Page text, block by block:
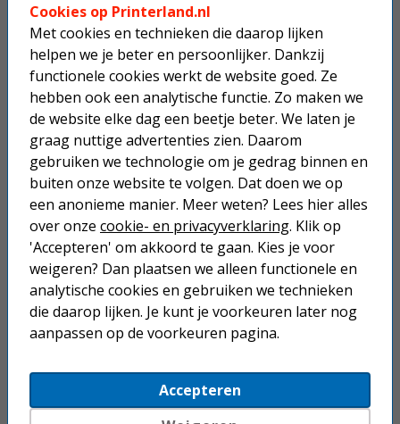
Beletteringsystemen
Labelprinters
Alle printers
Mobiele printers
Accessoires
Supplies
Fotopapier
Home
Top 10 printers
Top 3 Inkjet printers
Top 3 Laserprinters
Cookies op Printerland.nl
Met cookies en technieken die daarop lijken
helpen we je beter en persoonlijker. Dankzij
functionele cookies werkt de website goed. Ze
hebben ook een analytische functie. Zo maken we
de website elke dag een beetje beter. We laten je
graag nuttige advertenties zien. Daarom
gebruiken we technologie om je gedrag binnen en
buiten onze website te volgen. Dat doen we op
een anonieme manier. Meer weten? Lees hier alles
over onze cookie- en privacyverklaring. Klik op
'Accepteren' om akkoord te gaan. Kies je voor
weigeren? Dan plaatsen we alleen functionele en
analytische cookies en gebruiken we technieken
die daarop lijken. Je kunt je voorkeuren later nog
aanpassen op de voorkeuren pagina.
Accepteren